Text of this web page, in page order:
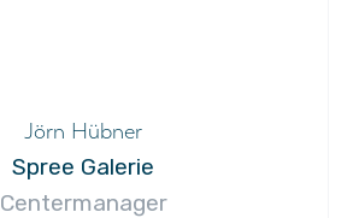
Jörn Hübner
Spree Galerie
Centermanager